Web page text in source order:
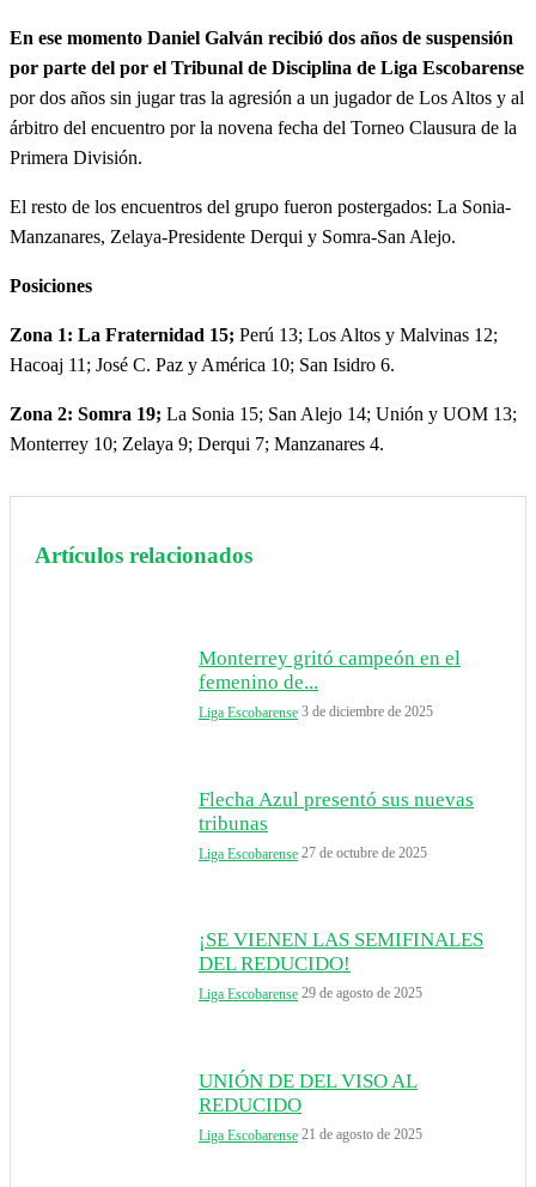
En ese momento Daniel Galván recibió dos años de suspensión
por parte del por el Tribunal de Disciplina de Liga Escobarense
por dos años sin jugar tras la agresión a un jugador de Los Altos y al
árbitro del encuentro por la novena fecha del Torneo Clausura de la
Primera División.
El resto de los encuentros del grupo fueron postergados: La Sonia-
Manzanares, Zelaya-Presidente Derqui y Somra-San Alejo.
Posiciones
Zona 1: La Fraternidad 15; Perú 13; Los Altos y Malvinas 12;
Hacoaj 11; José C. Paz y América 10; San Isidro 6.
Zona 2: Somra 19; La Sonia 15; San Alejo 14; Unión y UOM 13;
Monterrey 10; Zelaya 9; Derqui 7; Manzanares 4.
Artículos relacionados
Monterrey gritó campeón en el
femenino de...
Liga Escobarense 3 de diciembre de 2025
Flecha Azul presentó sus nuevas
tribunas
Liga Escobarense 27 de octubre de 2025
¡SE VIENEN LAS SEMIFINALES
DEL REDUCIDO!
Liga Escobarense 29 de agosto de 2025
UNIÓN DE DEL VISO AL
REDUCIDO
Liga Escobarense 21 de agosto de 2025